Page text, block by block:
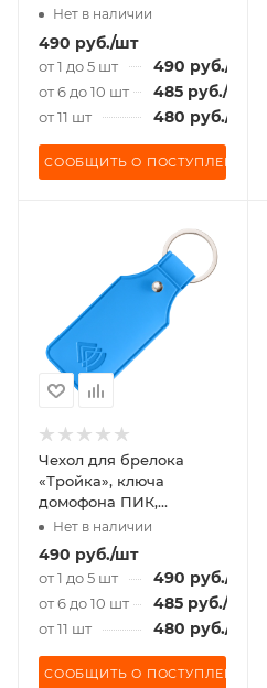
«Подорожник», Desert,
Нет в наличии
490 руб./шт
от 1 до 5 шт 490 руб./шт
от 6 до 10 шт 485 руб./шт
от 11 шт 480 руб./шт
СООБЩИТЬ О ПОСТУПЛЕНИИ
Чехол для брелока
«Тройка», ключа
домофона ПИК,
«Подорожник», Soft-
touch, светло-синий
Нет в наличии
490 руб./шт
от 1 до 5 шт 490 руб./шт
от 6 до 10 шт 485 руб./шт
от 11 шт 480 руб./шт
СООБЩИТЬ О ПОСТУПЛЕНИИ